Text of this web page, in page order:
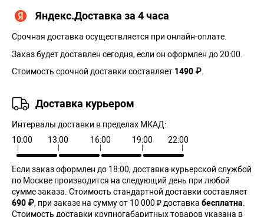
Яндекс.Доставка за 4 часа
Срочная доставка осуществляется при онлайн-оплате.
Заказ будет доставлен сегодня, если он оформлен до 20:00.
Стоимость срочной доставки составляет 1490 ₽
Доставка курьером
Интервалы доставки в пределах МКАД:
10:00
13:00 16:00 19:00 22:00
Если заказ оформлен до 18:00, доставка курьерской службой
по Москве производится на следующий день при любой
сумме заказа. Cтоимость стандартной доставки составляет
690 ₽, при заказе на сумму от 10 000 ₽ доставка бесплатна
Стоимость доставки крупногабаритных товаров указана в